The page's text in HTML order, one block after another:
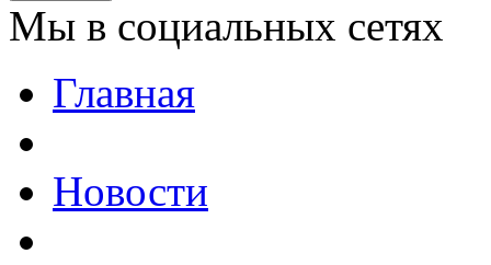
Мы в социальных сетях
Главная
Новости